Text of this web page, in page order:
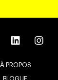
À PROPOS
BLOGUE